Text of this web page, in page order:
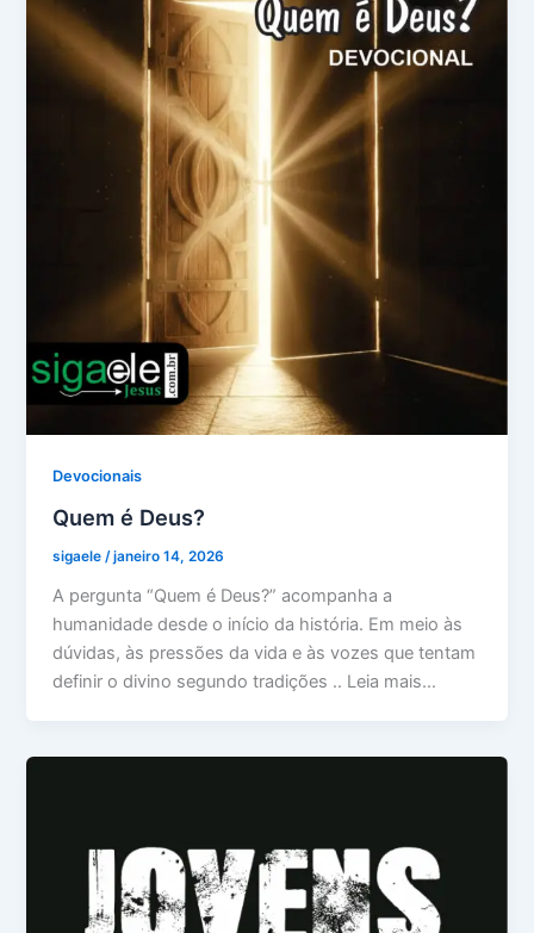
Devocionais
Quem é Deus?
sigaele /janeiro 14, 2026
A pergunta “Quem é Deus?” acompanha a
humanidade desde o início da história. Em meio às
dúvidas, às pressões da vida e às vozes que tentam
definir o divino segundo tradições .. Leia mais…